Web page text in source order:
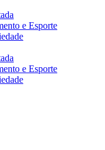
e Esporte
e Esporte